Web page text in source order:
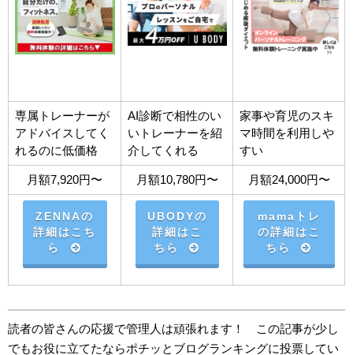
専属トレーナーが
アドバイスしてく
れるのに低価格
AI診断で相性のい
いトレーナーを紹
介してくれる
家事や育児のスキ
マ時間を利用しや
すい
月額7,920円〜 月額10,780円〜 月額24,000円〜
ZENNAの
詳細はこち
ら
UBODYの
詳細はこ
ちら
mamaトレ
の詳細はこ
ちら
読者の皆さんの応援で管理人は頑張れます！ この記事が少し
でもお役に立てたならポチッとブログランキングに投票してい